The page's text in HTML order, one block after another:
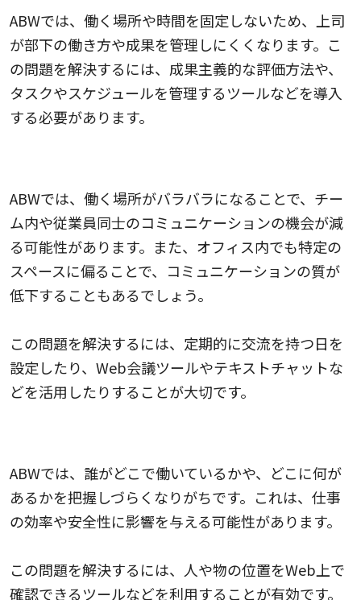
ABWでは、働く場所や時間を固定しないため、上司
が部下の働き方や成果を管理しにくくなります。こ
の問題を解決するには、成果主義的な評価方法や、
タスクやスケジュールを管理するツールなどを導入
する必要があります。
ABWでは、働く場所がバラバラになることで、チー
ム内や従業員同士のコミュニケーションの機会が減
る可能性があります。また、オフィス内でも特定の
スペースに偏ることで、コミュニケーションの質が
低下することもあるでしょう。
この問題を解決するには、定期的に交流を持つ日を
設定したり、Web会議ツールやテキストチャットな
どを活用したりすることが大切です。
ABWでは、誰がどこで働いているかや、どこに何が
あるかを把握しづらくなりがちです。これは、仕事
の効率や安全性に影響を与える可能性があります。
この問題を解決するには、人や物の位置をWeb上で
確認できるツールなどを利用することが有効です。